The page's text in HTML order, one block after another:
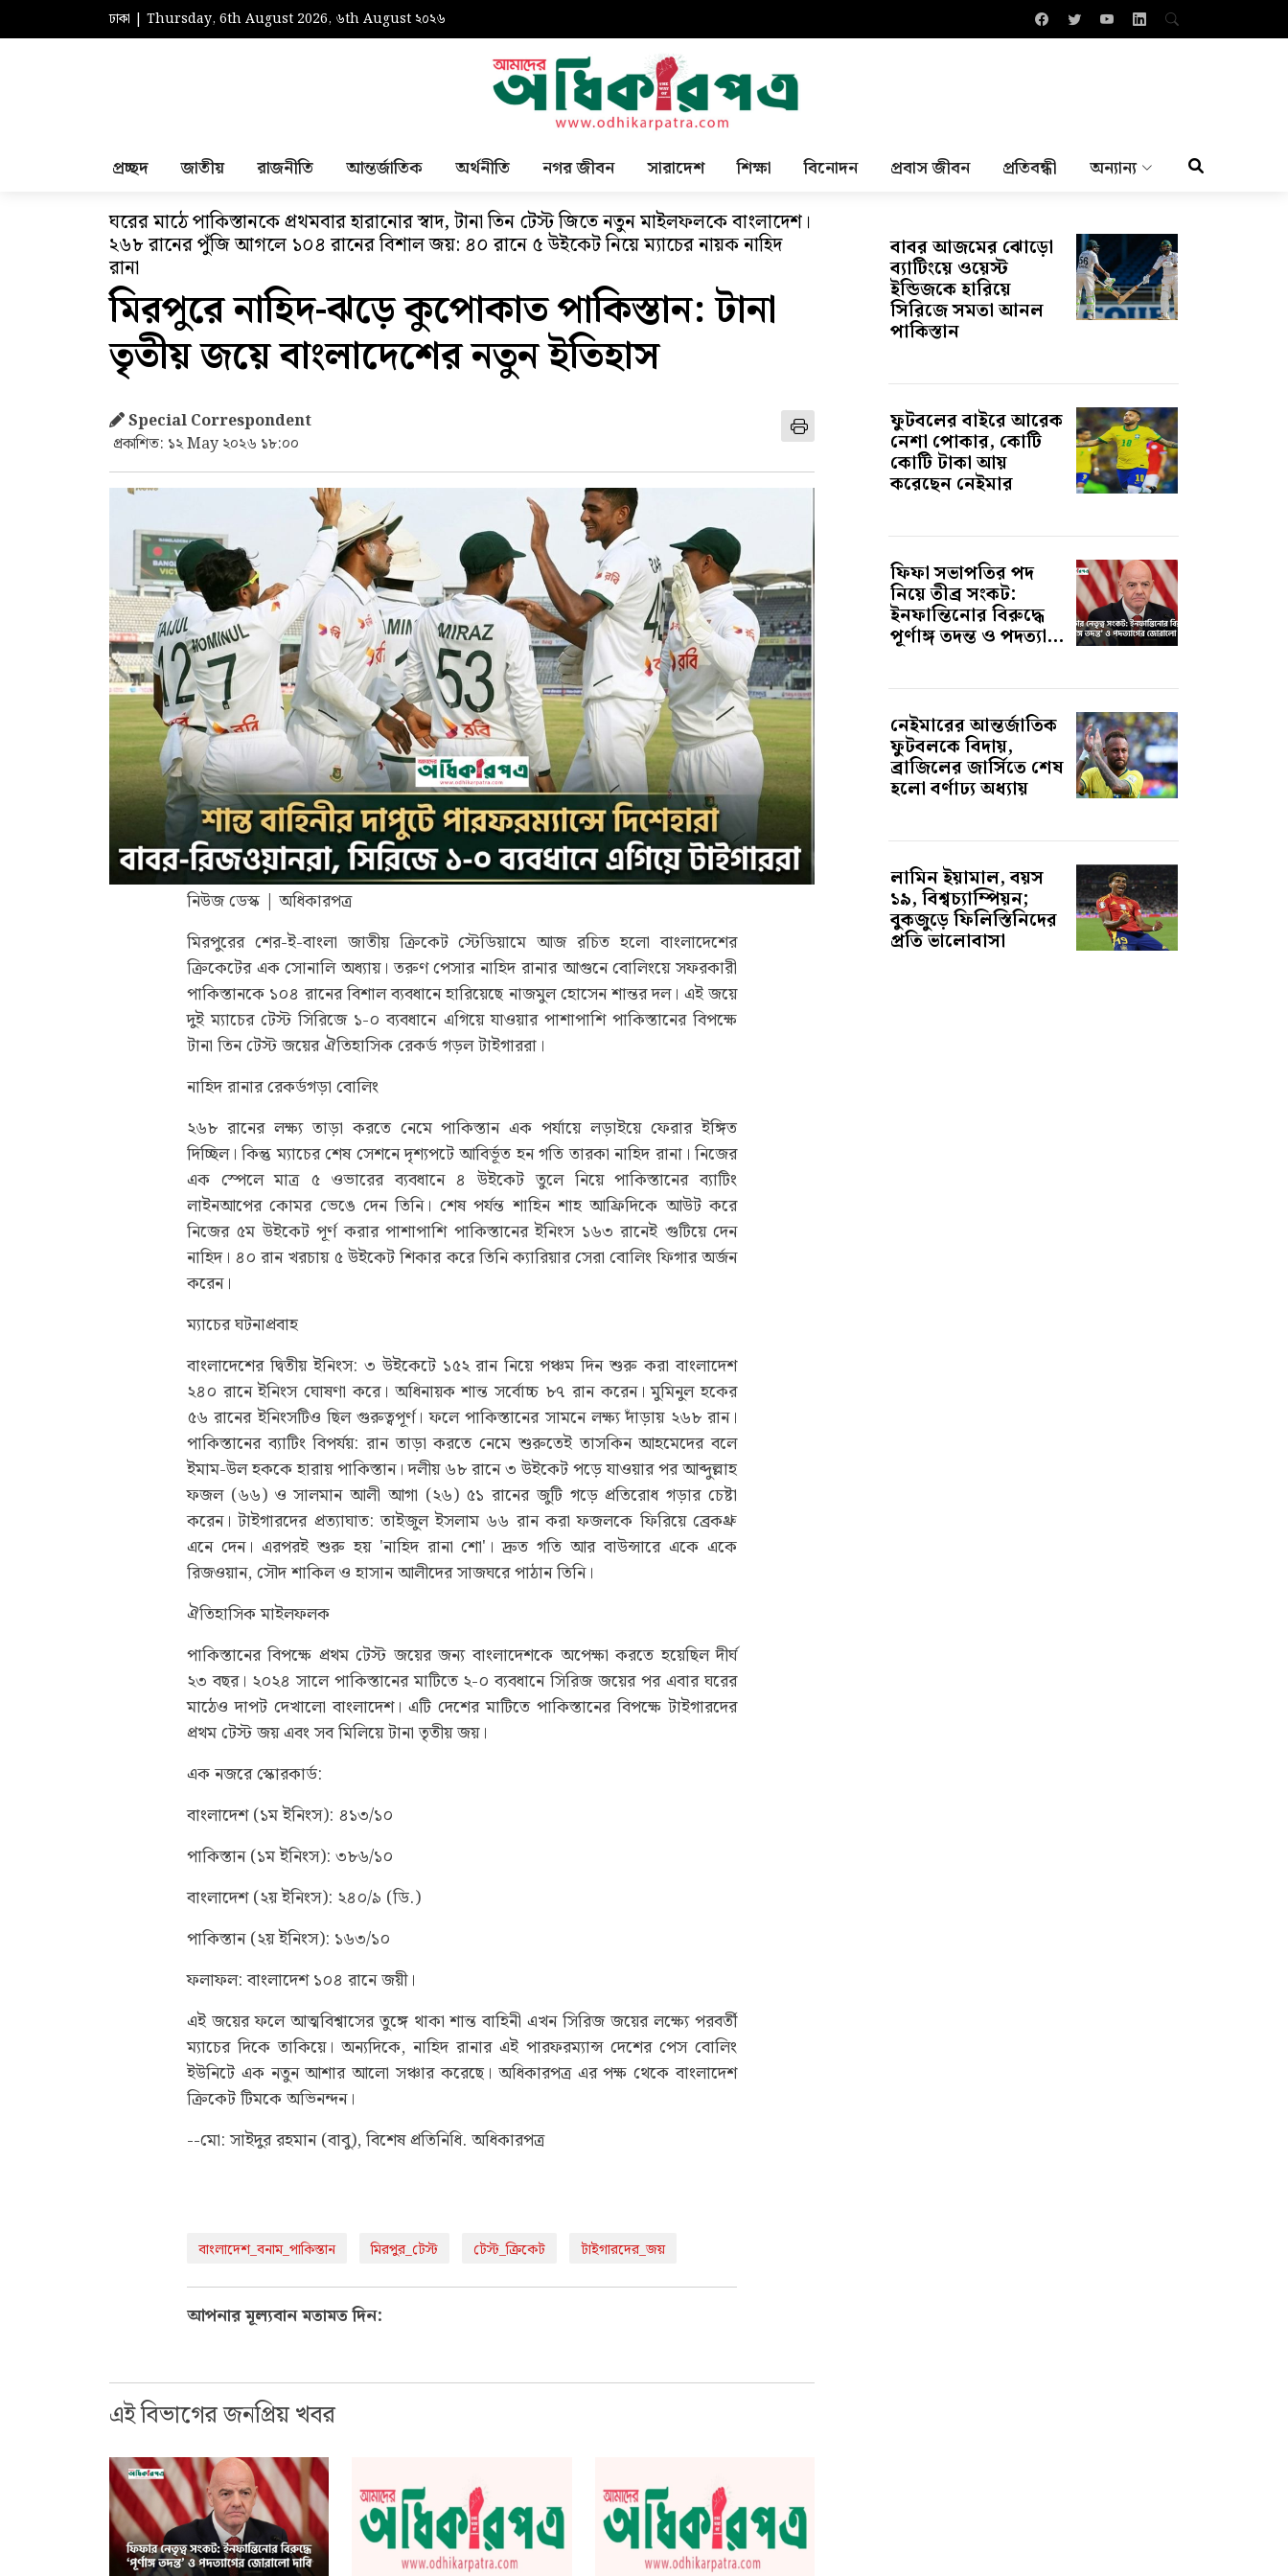
ঢাকা | Thursday, 6th August 2026, ৬th August ২০২৬
প্রচ্ছদ জাতীয় রাজনীতি আন্তর্জাতিক অর্থনীতি নগর জীবন সারাদেশ শিক্ষা বিনোদন প্রবাস জীবন প্রতিবন্ধী অন্যান্য
ঘরের মাঠে পাকিস্তানকে প্রথমবার হারানোর স্বাদ, টানা তিন টেস্ট জিতে নতুন মাইলফলকে বাংলাদেশ।
২৬৮ রানের পুঁজি আগলে ১০৪ রানের বিশাল জয়: ৪০ রানে ৫ উইকেট নিয়ে ম্যাচের নায়ক নাহিদ
রানা
মিরপুরে নাহিদ-ঝড়ে কুপোকাত পাকিস্তান: টানা
তৃতীয় জয়ে বাংলাদেশের নতুন ইতিহাস
Special Correspondent
প্রকাশিত: ১২ May ২০২৬ ১৮:০০
নিউজ ডেস্ক | অধিকারপত্র
মিরপুরের শের-ই-বাংলা জাতীয় ক্রিকেট স্টেডিয়ামে আজ রচিত হলো বাংলাদেশের
ক্রিকেটের এক সোনালি অধ্যায়। তরুণ পেসার নাহিদ রানার আগুনে বোলিংয়ে সফরকারী
পাকিস্তানকে ১০৪ রানের বিশাল ব্যবধানে হারিয়েছে নাজমুল হোসেন শান্তর দল। এই জয়ে
দুই ম্যাচের টেস্ট সিরিজে ১-০ ব্যবধানে এগিয়ে যাওয়ার পাশাপাশি পাকিস্তানের বিপক্ষে
টানা তিন টেস্ট জয়ের ঐতিহাসিক রেকর্ড গড়ল টাইগাররা।
নাহিদ রানার রেকর্ডগড়া বোলিং
২৬৮ রানের লক্ষ্য তাড়া করতে নেমে পাকিস্তান এক পর্যায়ে লড়াইয়ে ফেরার ইঙ্গিত
দিচ্ছিল। কিন্তু ম্যাচের শেষ সেশনে দৃশ্যপটে আবির্ভূত হন গতি তারকা নাহিদ রানা। নিজের
এক স্পেলে মাত্র ৫ ওভারের ব্যবধানে ৪ উইকেট তুলে নিয়ে পাকিস্তানের ব্যাটিং
লাইনআপের কোমর ভেঙে দেন তিনি। শেষ পর্যন্ত শাহিন শাহ আফ্রিদিকে আউট করে
নিজের ৫ম উইকেট পূর্ণ করার পাশাপাশি পাকিস্তানের ইনিংস ১৬৩ রানেই গুটিয়ে দেন
নাহিদ। ৪০ রান খরচায় ৫ উইকেট শিকার করে তিনি ক্যারিয়ার সেরা বোলিং ফিগার অর্জন
করেন।
ম্যাচের ঘটনাপ্রবাহ
বাংলাদেশের দ্বিতীয় ইনিংস: ৩ উইকেটে ১৫২ রান নিয়ে পঞ্চম দিন শুরু করা বাংলাদেশ
২৪০ রানে ইনিংস ঘোষণা করে। অধিনায়ক শান্ত সর্বোচ্চ ৮৭ রান করেন। মুমিনুল হকের
৫৬ রানের ইনিংসটিও ছিল গুরুত্বপূর্ণ। ফলে পাকিস্তানের সামনে লক্ষ্য দাঁড়ায় ২৬৮ রান।
পাকিস্তানের ব্যাটিং বিপর্যয়: রান তাড়া করতে নেমে শুরুতেই তাসকিন আহমেদের বলে
ইমাম-উল হককে হারায় পাকিস্তান। দলীয় ৬৮ রানে ৩ উইকেট পড়ে যাওয়ার পর আব্দুল্লাহ
ফজল (৬৬) ও সালমান আলী আগা (২৬) ৫১ রানের জুটি গড়ে প্রতিরোধ গড়ার চেষ্টা
করেন। টাইগারদের প্রত্যাঘাত: তাইজুল ইসলাম ৬৬ রান করা ফজলকে ফিরিয়ে ব্রেকথ্রু
এনে দেন। এরপরই শুরু হয় 'নাহিদ রানা শো'। দ্রুত গতি আর বাউন্সারে একে একে
রিজওয়ান, সৌদ শাকিল ও হাসান আলীদের সাজঘরে পাঠান তিনি।
ঐতিহাসিক মাইলফলক
পাকিস্তানের বিপক্ষে প্রথম টেস্ট জয়ের জন্য বাংলাদেশকে অপেক্ষা করতে হয়েছিল দীর্ঘ
২৩ বছর। ২০২৪ সালে পাকিস্তানের মাটিতে ২-০ ব্যবধানে সিরিজ জয়ের পর এবার ঘরের
মাঠেও দাপট দেখালো বাংলাদেশ। এটি দেশের মাটিতে পাকিস্তানের বিপক্ষে টাইগারদের
প্রথম টেস্ট জয় এবং সব মিলিয়ে টানা তৃতীয় জয়।
এক নজরে স্কোরকার্ড:
বাংলাদেশ (১ম ইনিংস): ৪১৩/১০
পাকিস্তান (১ম ইনিংস): ৩৮৬/১০
বাংলাদেশ (২য় ইনিংস): ২৪০/৯ (ডি.)
পাকিস্তান (২য় ইনিংস): ১৬৩/১০
ফলাফল: বাংলাদেশ ১০৪ রানে জয়ী।
এই জয়ের ফলে আত্মবিশ্বাসের তুঙ্গে থাকা শান্ত বাহিনী এখন সিরিজ জয়ের লক্ষ্যে পরবর্তী
ম্যাচের দিকে তাকিয়ে। অন্যদিকে, নাহিদ রানার এই পারফরম্যান্স দেশের পেস বোলিং
ইউনিটে এক নতুন আশার আলো সঞ্চার করেছে। অধিকারপত্র এর পক্ষ থেকে বাংলাদেশ
ক্রিকেট টিমকে অভিনন্দন।
--মো: সাইদুর রহমান (বাবু), বিশেষ প্রতিনিধি. অধিকারপত্র
বাংলাদেশ_বনাম_পাকিস্তান মিরপুর_টেস্ট টেস্ট_ক্রিকেট টাইগারদের_জয়
আপনার মূল্যবান মতামত দিন:
এই বিভাগের জনপ্রিয় খবর
বাবর আজমের ঝোড়ো
ব্যাটিংয়ে ওয়েস্ট
ইন্ডিজকে হারিয়ে
সিরিজে সমতা আনল
পাকিস্তান
ফুটবলের বাইরে আরেক
নেশা পোকার, কোটি
কোটি টাকা আয়
করেছেন নেইমার
ফিফা সভাপতির পদ
নিয়ে তীব্র সংকট:
ইনফান্তিনোর বিরুদ্ধে
পূর্ণাঙ্গ তদন্ত ও পদত্যা...
নেইমারের আন্তর্জাতিক
ফুটবলকে বিদায়,
ব্রাজিলের জার্সিতে শেষ
হলো বর্ণাঢ্য অধ্যায়
লামিন ইয়ামাল, বয়স
১৯, বিশ্বচ্যাম্পিয়ন;
বুকজুড়ে ফিলিস্তিনিদের
প্রতি ভালোবাসা